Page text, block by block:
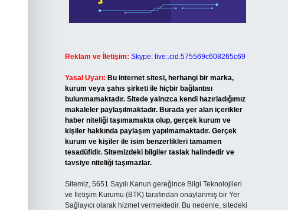
Reklam ve İletişim: Skype: live:.cid.575569c608265c69
Yasal Uyarı: Bu internet sitesi, herhangi bir marka,
kurum veya şahıs şirketi ile hiçbir bağlantısı
bulunmamaktadır. Sitede yalnızca kendi hazırladığımız
makaleler paylaşılmaktadır. Burada yer alan içerikler
haber niteliği taşımamakta olup, gerçek kurum ve
kişiler hakkında paylaşım yapılmamaktadır. Gerçek
kurum ve kişiler ile isim benzerlikleri tamamen
tesadüfidir. Sitemizdeki bilgiler taslak halindedir ve
tavsiye niteliği taşımazlar.
Sitemiz, 5651 Sayılı Kanun gereğince Bilgi Teknolojileri
ve İletişim Kurumu (BTK) tarafından onaylanmış bir Yer
Sağlayıcı olarak hizmet vermektedir. Bu nedenle, sitedeki